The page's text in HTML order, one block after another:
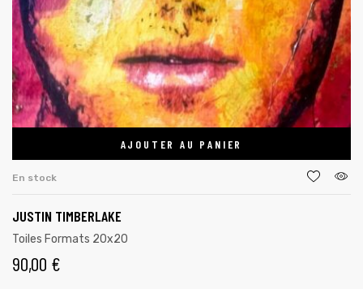
AJOUTER AU PANIER
En stock
JUSTIN TIMBERLAKE
Toiles Formats 20x20
90,00 €